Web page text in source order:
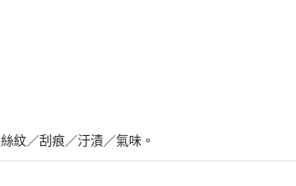
紋／刮痕／汙漬／氣味。